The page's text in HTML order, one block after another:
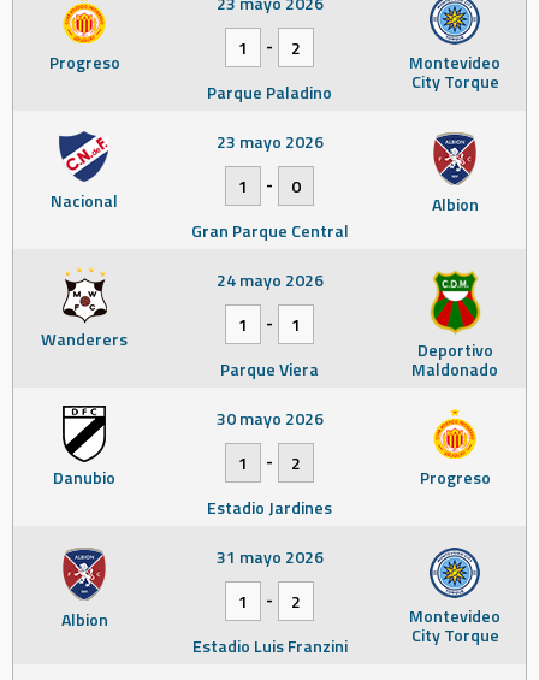
Progreso Montevideo
City Torque
1
-
2
Parque Paladino
Nacional Albion
23 mayo 2026
1
-
0
Gran Parque Central
Wanderers Deportivo
Maldonado
24 mayo 2026
1
-
1
Parque Viera
Danubio Progreso
30 mayo 2026
1
-
2
Estadio Jardines
Albion Montevideo
City Torque
31 mayo 2026
1
-
2
Estadio Luis Franzini